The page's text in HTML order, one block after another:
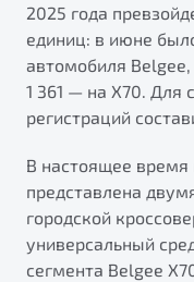
Универсальный
от 2 499 990 ₽*
Автомобили в
Тест-драйв
Автокредит
"Помощь на
Преимущества
Запись на
Калькулятор ТО
Клиентская
2025 года
единиц: в июне
автомобиля Belgee,
1 361 — на X70. Для
регистраций
В настоящее время
представлена
городской
универсальный
сегмента Belgee